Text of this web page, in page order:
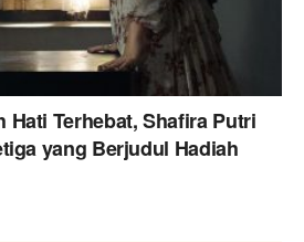
Hati Terhebat, Shafira Putri
yang Berjudul Hadiah